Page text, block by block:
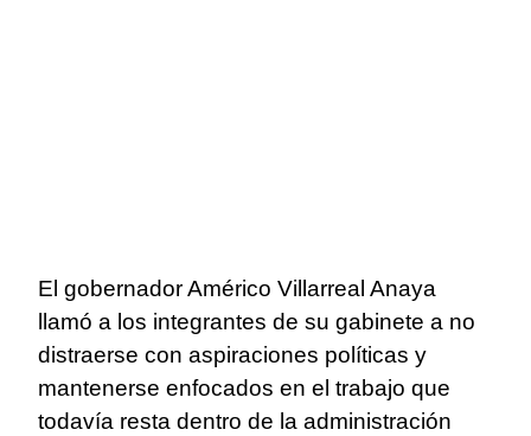
El gobernador Américo Villarreal Anaya
llamó a los integrantes de su gabinete a no
distraerse con aspiraciones políticas y
mantenerse enfocados en el trabajo que
todavía resta dentro de la administración